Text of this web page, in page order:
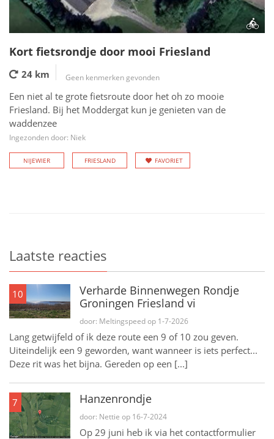
Kort fietsrondje door mooi Friesland
24 km Geen kenmerken gevonden
Een niet al te grote fietsroute door het oh zo mooie
Friesland. Bij het Moddergat kun je genieten van de
waddenzee
Ingezonden door: Niek
NIJEWIER FRIESLAND FAVORIET
Laatste reacties
10
Verharde Binnenwegen Rondje
Groningen Friesland vi
door: Meltingspeed op 1-7-2026
Lang getwijfeld of ik deze route een 9 of 10 zou geven.
Uiteindelijk een 9 geworden, want wanneer is iets perfect...
Deze rit was het bijna. Gereden op een [...]
7 Hanzenrondje
door: Nettie op 16-7-2024
Op 29 juni heb ik via het contactformulier